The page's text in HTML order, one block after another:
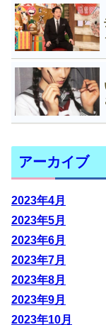
アーカイブ
2023年4月
2023年5月
2023年6月
2023年7月
2023年8月
2023年9月
2023年10月